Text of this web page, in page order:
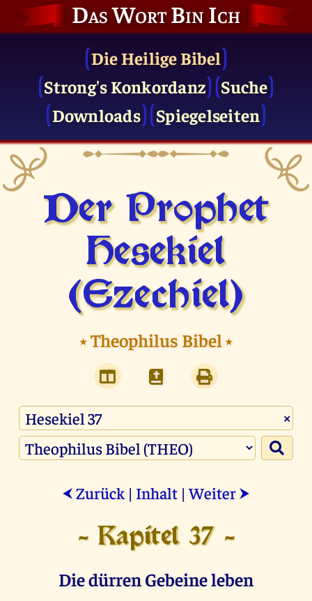
Das Wort Bin Ich
Die Heilige Bibel
Strong's Konkordanz
Suche
Downloads
Spiegelseiten
Der Prophet
Hesekiel
(Ezechiel)
⭑Theophilus Bibel⭑
×
⮜ Zurück | Inhalt |Weiter ⮞
- Kapitel 37 -
Die dürren Gebeine leben